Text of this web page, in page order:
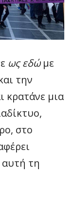
ως εδώμε
την
κρατάνε μια
στο
τη